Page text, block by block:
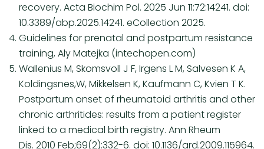
recovery. Acta Biochim Pol. 2025 Jun 11:72:14241. doi:
10.3389/abp.2025.14241. eCollection 2025.
Guidelines for prenatal and postpartum resistance
training, Aly Matejka (intechopen.com)
Wallenius M, Skomsvoll J F, Irgens L M, Salvesen K A,
Koldingsnes,W, Mikkelsen K, Kaufmann C, Kvien T K.
Postpartum onset of rheumatoid arthritis and other
chronic arthritides: results from a patient register
linked to a medical birth registry. Ann Rheum
Dis. 2010 Feb;69(2):332-6. doi: 10.1136/ard.2009.115964.